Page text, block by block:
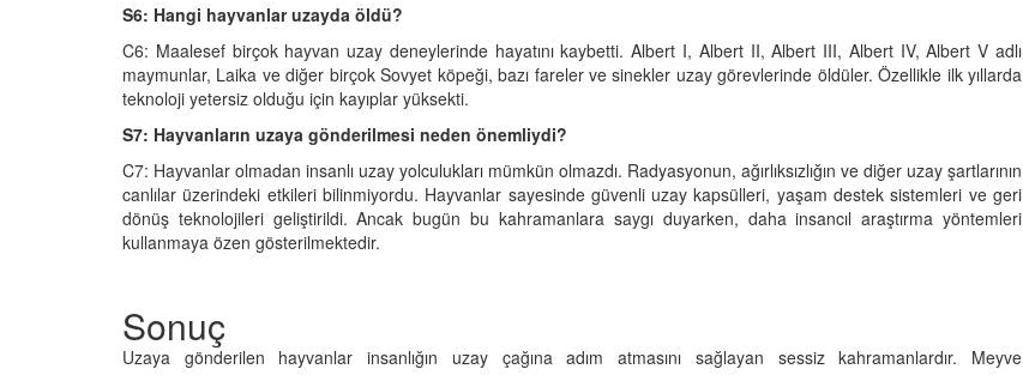
S6: Hangi hayvanlar uzayda öldü?
C6: Maalesef birçok hayvan uzay deneylerinde hayatını kaybetti. Albert I, Albert II, Albert III, Albert IV, Albert V adlı
maymunlar, Laika ve diğer birçok Sovyet köpeği, bazı fareler ve sinekler uzay görevlerinde öldüler. Özellikle ilk yıllarda
teknoloji yetersiz olduğu için kayıplar yüksekti.
S7: Hayvanların uzaya gönderilmesi neden önemliydi?
C7: Hayvanlar olmadan insanlı uzay yolculukları mümkün olmazdı. Radyasyonun, ağırlıksızlığın ve diğer uzay şartlarının
canlılar üzerindeki etkileri bilinmiyordu. Hayvanlar sayesinde güvenli uzay kapsülleri, yaşam destek sistemleri ve geri
dönüş teknolojileri geliştirildi. Ancak bugün bu kahramanlara saygı duyarken, daha insancıl araştırma yöntemleri
kullanmaya özen gösterilmektedir.
Sonuç
Uzaya gönderilen hayvanlar insanlığın uzay çağına adım atmasını sağlayan sessiz kahramanlardır. Meyve